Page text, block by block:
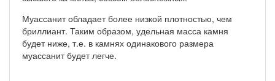
Муассанит обладает более низкой плотностью, чем
бриллиант. Таким образом, удельная масса камня
будет ниже, т.е. в камнях одинакового размера
муассанит будет легче.